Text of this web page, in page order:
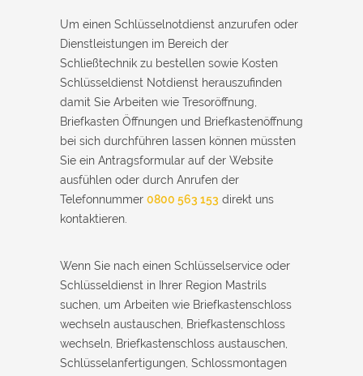
Um einen Schlüsselnotdienst anzurufen oder
Dienstleistungen im Bereich der
Schließtechnik zu bestellen sowie Kosten
Schlüsseldienst Notdienst herauszufinden
damit Sie Arbeiten wie Tresoröffnung,
Briefkasten Öffnungen und Briefkastenöffnung
bei sich durchführen lassen können müssten
Sie ein Antragsformular auf der Website
ausfühlen oder durch Anrufen der
Telefonnummer 0800 563 153 direkt uns
kontaktieren.
Wenn Sie nach einen Schlüsselservice oder
Schlüsseldienst in Ihrer Region Mastrils
suchen, um Arbeiten wie Briefkastenschloss
wechseln austauschen, Briefkastenschloss
wechseln, Briefkastenschloss austauschen,
Schlüsselanfertigungen, Schlossmontagen